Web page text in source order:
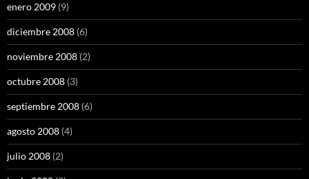
enero 2009 (9)
diciembre 2008 (6)
noviembre 2008 (2)
octubre 2008 (3)
septiembre 2008 (6)
agosto 2008 (4)
julio 2008 (2)